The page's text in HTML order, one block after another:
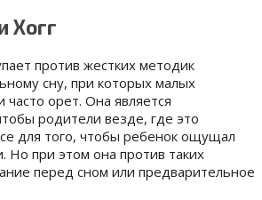
Хогг
против жестких методик
сну, при которых малых
часто орет. Она является
родители везде, где это
для того, чтобы ребенок ощущал
Но при этом она против таких
перед сном или предварительное